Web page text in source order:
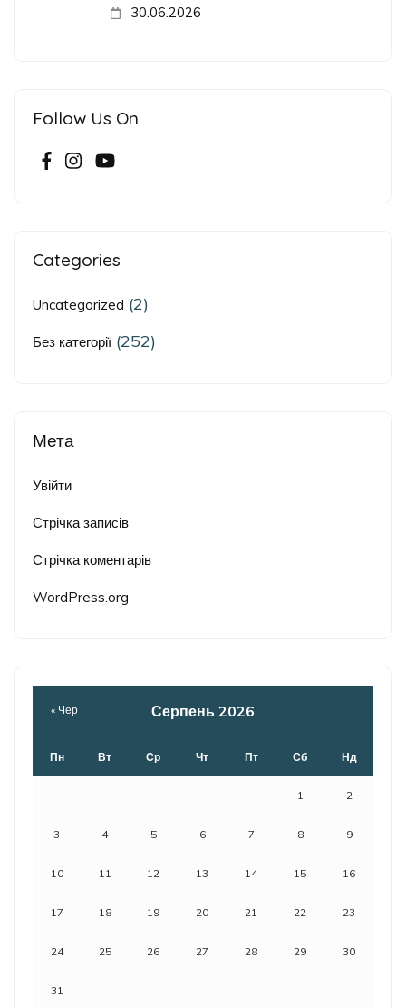
30.06.2026
Follow Us On
Categories
Uncategorized (2)
Без категорії (252)
Мета
Увійти
Стрічка записів
Стрічка коментарів
WordPress.org
Серпень 2026
Пн Вт Ср Чт Пт Сб Нд
1 2
3 4 5 6 7 8 9
10 11 12 13 14 15 16
17 18 19 20 21 22 23
24 25 26 27 28 29 30
31
« Чер